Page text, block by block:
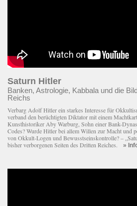
Saturn Hitler
Banken, Astrologie, Kabbala und die
Reichs
Verbarg Adolf Hitler ein starkes Interesse für
verband den berüchtigten Diktator mit einem
Kunsthistoriker Aby Warburg, Sohn einer Bank-
Codes? Wurde Hitler bei allem Willen zur Macht und
von Okkult-Logen und Bewusstseinskontrolle? –
bisher verborgenen Seiten des Dritten Reiches. »